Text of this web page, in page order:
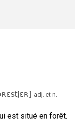
] adj. et n.
est situé en forêt.